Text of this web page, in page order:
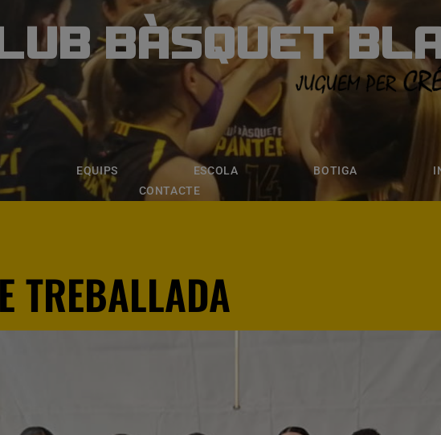
BÀSQUET
EQUIPS ESCOLA BOTIGA
CONTACTE
BÀSQUET
ESCOLA BOTIGA
TREBALLADA